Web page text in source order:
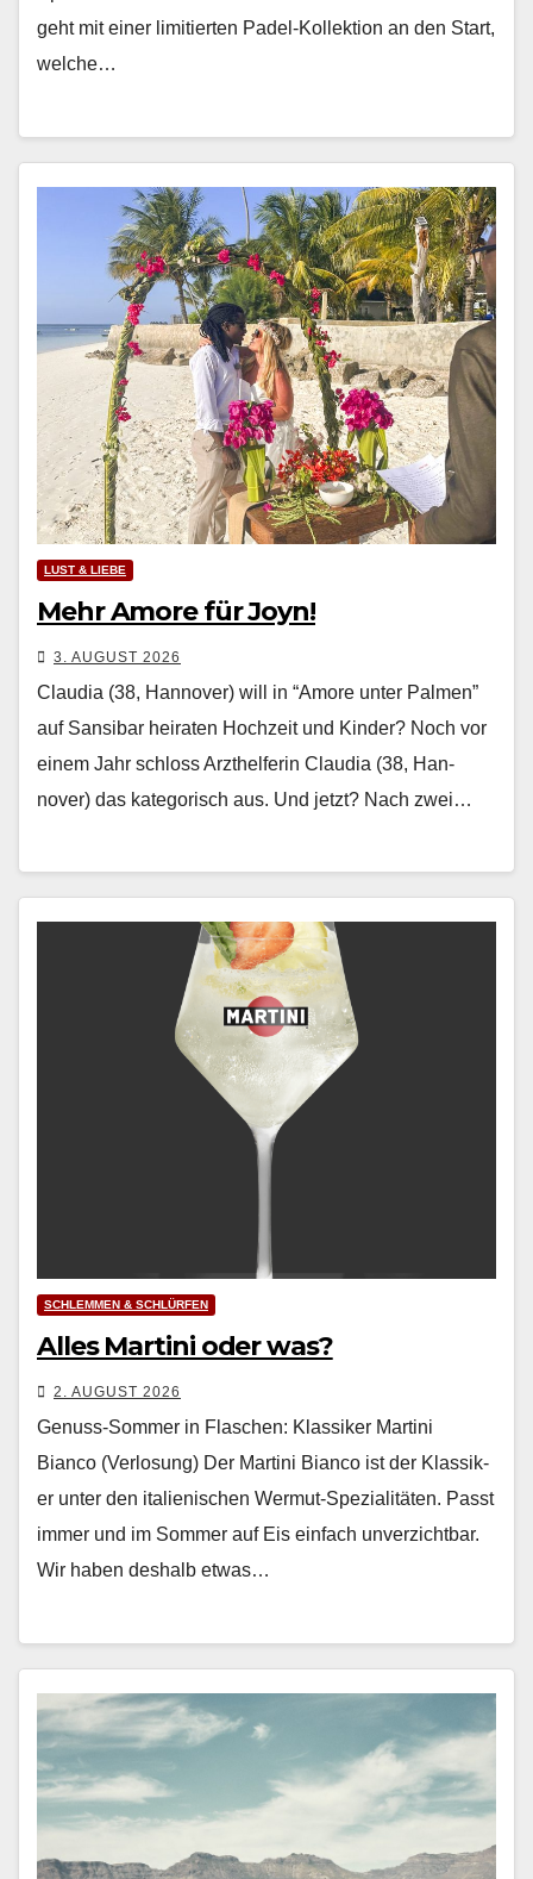
geht mit ein­er lim­i­tierten Padel-Kollek­tion an den Start,
welche…
LUST & LIEBE
Mehr Amore für Joyn!
3. AUGUST 2026
Claudia (38, Hannover) will in “Amore unter Palmen”
auf Sansibar heiraten Hochzeit und Kinder? Noch vor
einem Jahr schloss Arzthelferin Clau­dia (38, Han­
nover) das kat­e­gorisch aus. Und jet­zt? Nach zwei…
SCHLEMMEN & SCHLÜRFEN
Alles Martini oder was?
2. AUGUST 2026
Genuss-Sommer in Flaschen: Klassiker Martini
Bianco (Verlosung) Der Mar­ti­ni Bian­co ist der Klas­sik­
er unter den ital­ienis­chen Wer­mut-Spezial­itäten. Passt
immer und im Som­mer auf Eis ein­fach unverzicht­bar.
Wir haben deshalb etwas…